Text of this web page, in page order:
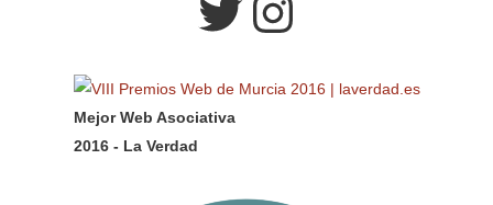
Mejor Web Asociativa
2016 - La Verdad